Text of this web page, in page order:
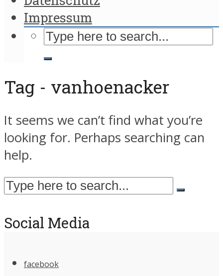
Impressum
Tag - vanhoenacker
It seems we can’t find what you’re
looking for. Perhaps searching can
help.
Social Media
facebook